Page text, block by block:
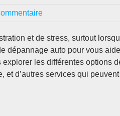
et de stress, surtout
dépannage auto pour vous
les différentes options
et d’autres services qui